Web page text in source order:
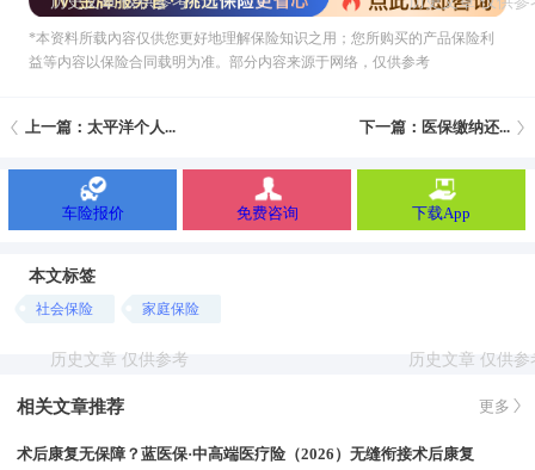
*本资料所载內容仅供您更好地理解保险知识之用；您所购买的产品保险利
益等内容以保险合同载明为准。部分内容来源于网络，仅供参考
上一篇：太平洋个人... 下一篇：医保缴纳还...
车险报价 免费咨询 下载App
本文标签
社会保险 家庭保险
相关文章推荐 更多
术后康复无保障？蓝医保·中高端医疗险（2026）无缝衔接术后康复